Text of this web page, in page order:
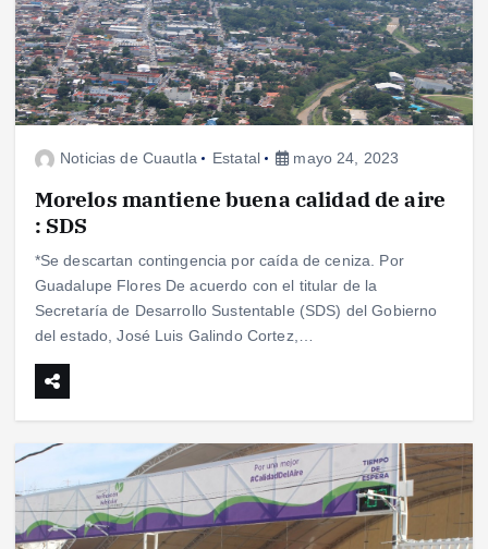
Noticias de Cuautla Estatal mayo 24, 2023
Morelos mantiene buena calidad de aire
: SDS
*Se descartan contingencia por caída de ceniza. Por
Guadalupe Flores De acuerdo con el titular de la
Secretaría de Desarrollo Sustentable (SDS) del Gobierno
del estado, José Luis Galindo Cortez,…